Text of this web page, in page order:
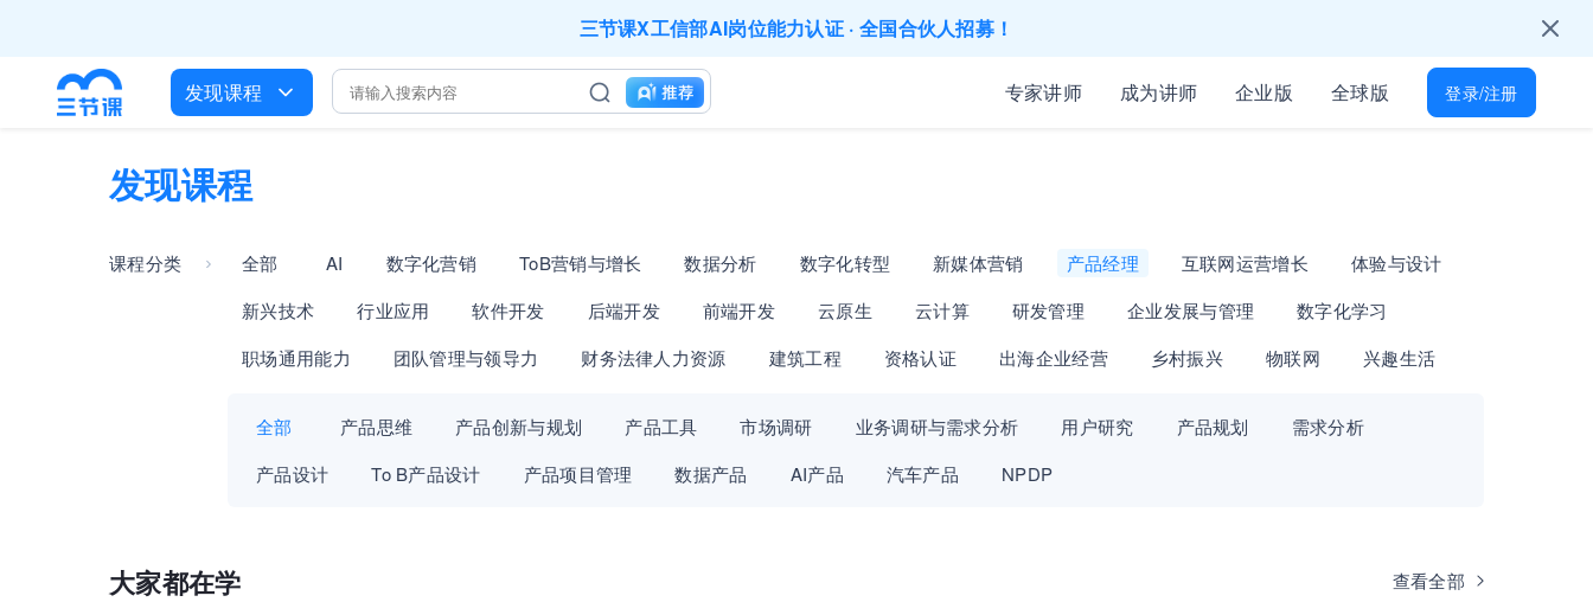
全员AI应用难落地？1000门课程覆盖企业全岗位应用，快点加入AIGC学习节吧～
培训人只给员工找学习资源，却忘记自己也要成长提升？90天免费学习期限只为培训人开放
出海业务到底要落地哪些国家才合适？国别文化与扶持政策均在这里能找到
企业正处于快速成长期，但员工能力跟不上发展？8000门课程解决成长型企业所有岗位技能差距
发现课程 专家讲师 成为讲师 企业版 全球版 登录/注册
发现课程
课程分类 全部 AI 数字化营销 ToB营销与增长 数据分析 数字化转型 新媒体营销 产品经理 互联网运营增长
体验与设计
新兴技术
行业应用 软件开发 后端开发 前端开发 云原生 云计算 研发管理 企业发展与管理
数字化学习
职场通用能力
团队管理与领导力 财务法律人力资源 建筑工程 资格认证 出海企业经营 乡村振兴 物联网 兴趣生活
全部 产品思维 产品创新与规划 产品工具 市场调研 业务调研与需求分析 用户研究 产品规划
需求分析
产品设计
To B产品设计 产品项目管理 数据产品 AI产品 汽车产品 NPDP
大家都在学 查看全部